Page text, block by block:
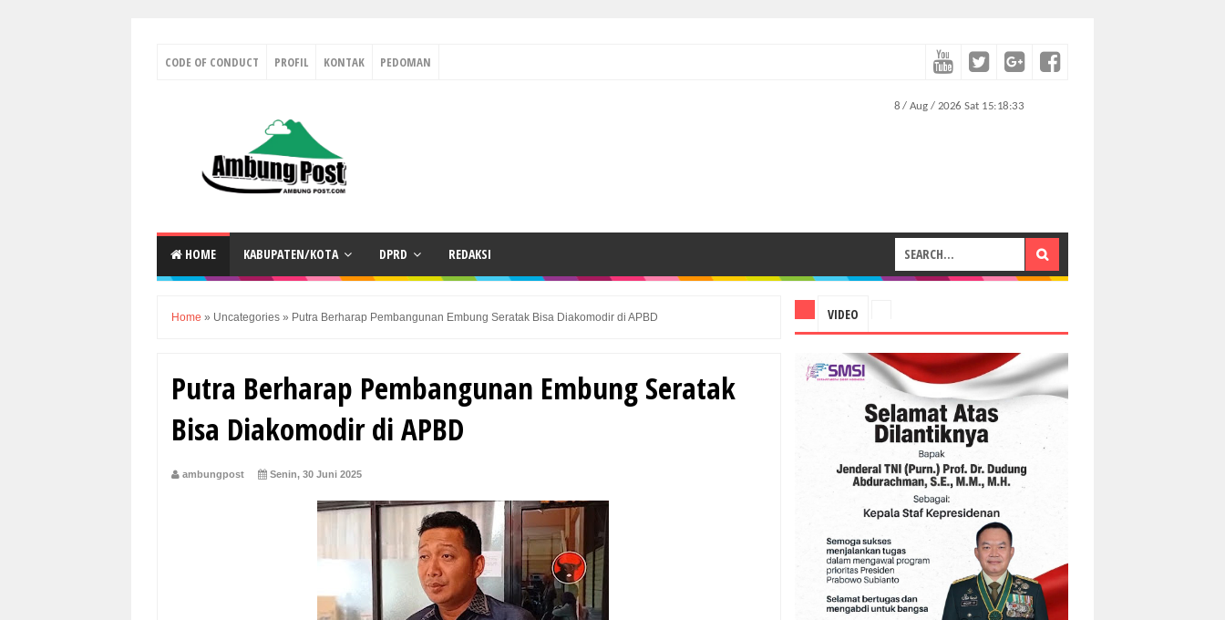
CODE OF CONDUCT PROFIL KONTAK PEDOMAN
HOME KABUPATEN/KOTA DPRD REDAKSI
Home » Uncategories » Putra Berharap Pembangunan Embung Seratak Bisa Diakomodir di APBD
Putra Berharap Pembangunan Embung Seratak
Bisa Diakomodir di APBD
ambungpost Senin, 30 Juni 2025
VIDEO